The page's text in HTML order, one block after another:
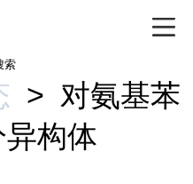
索
> 对氨基苯
构体